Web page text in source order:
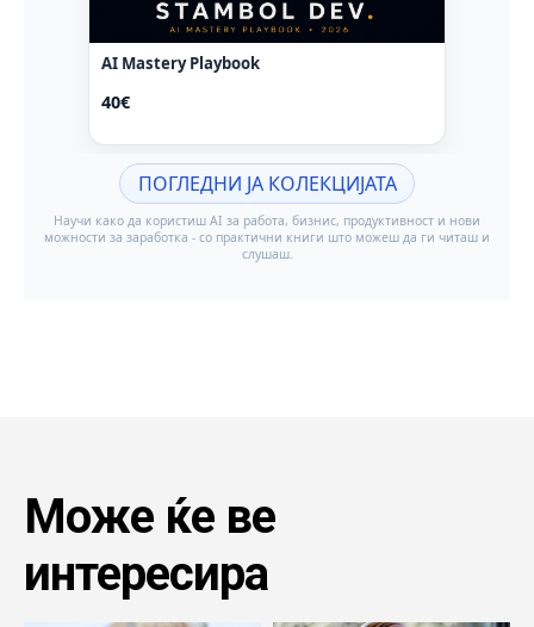
Може ќе ве
интересира